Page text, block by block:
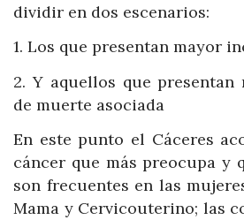
dividir en dos escenarios:
1. Los que presentan mayor
2. Y aquellos que
de muerte asociada
En este punto el Cáceres
cáncer que más preocupa y
son frecuentes en las
Mama y Cervicouterino; las